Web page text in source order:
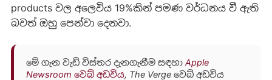
products වල අලෙවිය 19%කින් පමණ වර්ධනය වී ඇති
බවත් ඔහු පෙන්වා දෙනවා.
මේ ගැන වැඩි විස්තර දැනගැනීම සඳහා Apple
Newsroom වෙබ් අඩවිය, The Verge වෙබ් අඩවිය